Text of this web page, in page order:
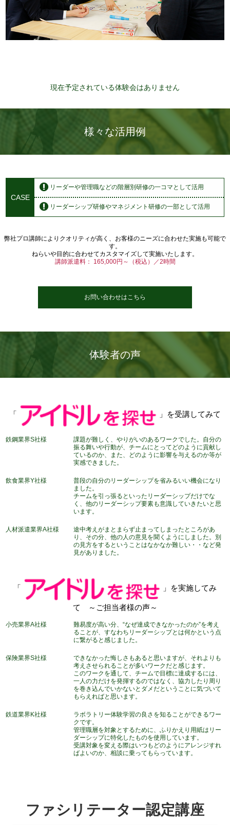
現在予定されている体験会はありません
様々な活用例
CASE
リーダーや管理職などの階層別研修の一コマとして活用
リーダーシップ研修やマネジメント研修の一部として活用
弊社プロ講師によりクオリティが高く、お客様のニーズに合わせた実施も可能で
す。
ねらいや目的に合わせてカスタマイズして実施いたします。
講師派遣料： 165,000円～（税込）／2時間
お問い合わせはこちら
体験者の声
「 」を受講してみて
鉄鋼業界S社様
課題が難しく、やりがいのあるワークでした。自分の
振る舞いや行動が、チームにとってどのように貢献し
ているのか、また、どのように影響を与えるのか等が
実感できました。
飲食業界Y社様
普段の自分のリーダーシップを省みるいい機会になり
ました。
チームを引っ張るといったリーダーシップだけでな
く、他のリーダーシップ要素も意識していきたいと思
います。
人材派遣業界A社様
途中考えがまとまらず止まってしまったところがあ
り、その分、他の人の意見を聞くようにしました。別
の見方をするということはなかなか難しい・・など発
見がありました。
「 」を実施してみ
て ～ご担当者様の声～
小売業界A社様
難易度が高い分、“なぜ達成できなかったのか”を考え
ることが、すなわちリーダーシップとは何かという点
に繋がると感じました。
保険業界S社様
できなかった悔しさもあると思いますが、それよりも
考えさせられることが多いワークだと感じます。
このワークを通して、チームで目標に達成するには、
一人の力だけを発揮するのではなく、協力したり周り
を巻き込んでいかないとダメだということに気づいて
もらえればと思います。
鉄道業界K社様
ラボラトリー体験学習の良さを知ることができるワー
クです。
管理職層を対象とするために、ふりかえり用紙はリー
ダーシップに特化したものを使用しています。
受講対象を変える際はいつもどのようにアレンジすれ
ばよいのか、相談に乗ってもらっています。
ファシリテーター認定講座